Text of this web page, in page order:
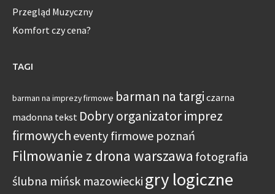
Przegląd Muzyczny
Komfort czy cena?
TAGI
barman na imprezy firmowe barman na targi czarna
madonna tekst Dobry organizator imprez
firmowych eventy firmowe poznań
Filmowanie z drona warszawa fotografia
ślubna mińsk mazowiecki gry logiczne